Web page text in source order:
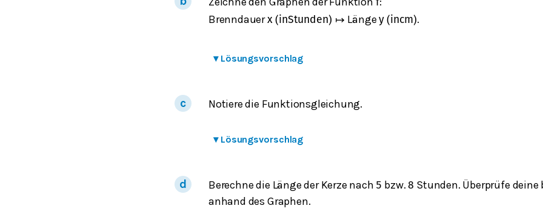
f
Brenndauer x (inStunden) ↦ Länge y (incm).
▾ Lösungsvorschlag
Notiere die Funktionsgleichung.
▾ Lösungsvorschlag
Berechne die Länge der Kerze nach 5 bzw.8 Stunden. Überprüfe deine
anhand des Graphen.